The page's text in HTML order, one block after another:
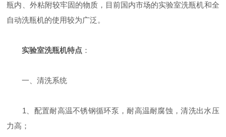
瓶内、外粘附较牢固的物质，目前国内市场的实验室洗瓶机和全
自动洗瓶机的使用较为广泛。
实验室洗瓶机特点 ：
一、清洗系统
1、配置耐高温不锈钢循环泵，耐高温耐腐蚀，清洗出水压
力高；